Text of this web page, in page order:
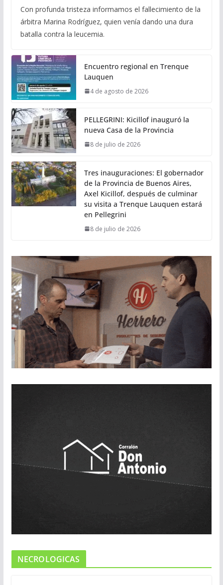
Con profunda tristeza informamos el fallecimiento de la
árbitra Marina Rodríguez, quien venía dando una dura
batalla contra la leucemia.
Encuentro regional en Trenque
Lauquen
4 de agosto de 2026
PELLEGRINI: Kicillof inauguró la
nueva Casa de la Provincia
8 de julio de 2026
Tres inauguraciones: El gobernador
de la Provincia de Buenos Aires,
Axel Kicillof, después de culminar
su visita a Trenque Lauquen estará
en Pellegrini
8 de julio de 2026
NECROLOGICAS